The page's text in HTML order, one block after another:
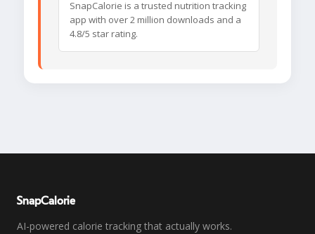
SnapCalorie is a trusted nutrition tracking
app with over 2 million downloads and a
4.8/5 star rating.
SnapCalorie
AI-powered calorie tracking that actually works.